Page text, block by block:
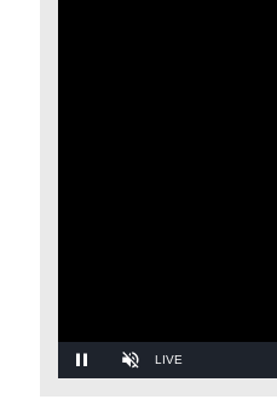
Unmute Stream